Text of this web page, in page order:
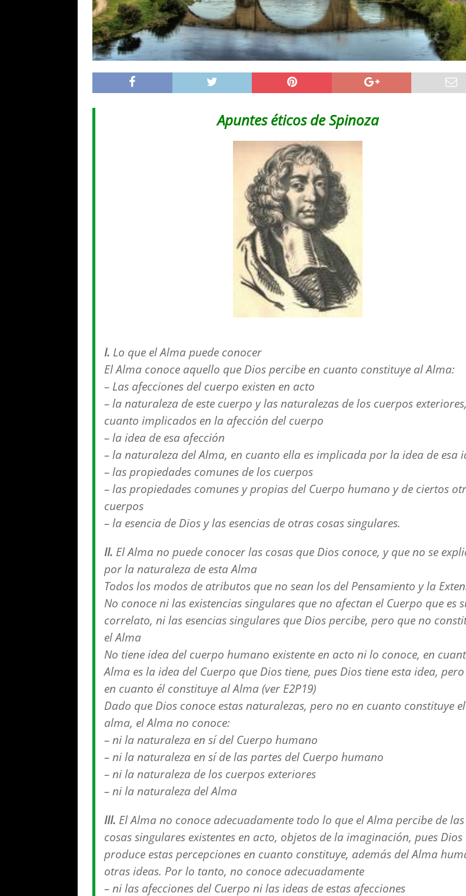
Apuntes éticos de Spinoza
I. Lo que el Alma puede conocer
El Alma conoce aquello que Dios percibe en cuanto constituye al Alma:
– Las afecciones del cuerpo existen en acto
– la naturaleza de este cuerpo y las naturalezas de los cuerpos
cuanto implicados en la afección del cuerpo
– la idea de esa afección
– la naturaleza del Alma, en cuanto ella es implicada por la idea de esa
– las propiedades comunes de los cuerpos
– las propiedades comunes y propias del Cuerpo humano y de ciertos
cuerpos
– la esencia de Dios y las esencias de otras cosas singulares.
II. El Alma no puede conocer las cosas que Dios conoce, y que no se
por la naturaleza de esta Alma
Todos los modos de atributos que no sean los del Pensamiento y la
No conoce ni las existencias singulares que no afectan el Cuerpo que es
correlato, ni las esencias singulares que Dios percibe, pero que no
el Alma
No tiene idea del cuerpo humano existente en acto ni lo conoce, en
Alma es la idea del Cuerpo que Dios tiene, pues Dios tiene esta idea,
en cuanto él constituye al Alma (ver E2P19)
Dado que Dios conoce estas naturalezas, pero no en cuanto constituye el
alma, el Alma no conoce:
– ni la naturaleza en sí del Cuerpo humano
– ni la naturaleza en sí de las partes del Cuerpo humano
– ni la naturaleza de los cuerpos exteriores
– ni la naturaleza del Alma
III. El Alma no conoce adecuadamente todo lo que el Alma percibe de las
cosas singulares existentes en acto, objetos de la imaginación, pues Dios
produce estas percepciones en cuanto constituye, además del Alma
otras ideas. Por lo tanto, no conoce adecuadamente
– ni las afecciones del Cuerpo ni las ideas de estas afecciones